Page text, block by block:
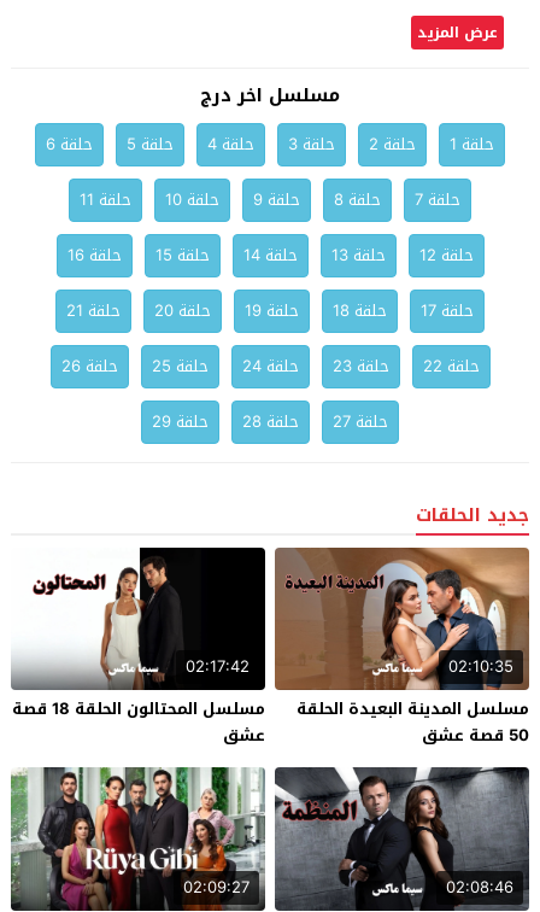
عرض المزيد
مسلسل اخر درج
حلقة 1 حلقة 2 حلقة 3 حلقة 4 حلقة 5
حلقة 6
حلقة 7
حلقة 8 حلقة 9 حلقة 10
حلقة 11
حلقة 12
حلقة 13 حلقة 14 حلقة 15
حلقة 16
حلقة 17
حلقة 18 حلقة 19 حلقة 20
حلقة 21
حلقة 22
حلقة 23 حلقة 24 حلقة 25
حلقة 26
حلقة 27
حلقة 28 حلقة 29
جديد الحلقات
02:10:35
مسلسل المدينة البعيدة الحلقة
50 قصة عشق
02:17:42
مسلسل المحتالون الحلقة 18 قصة
عشق
02:08:46
02:09:27